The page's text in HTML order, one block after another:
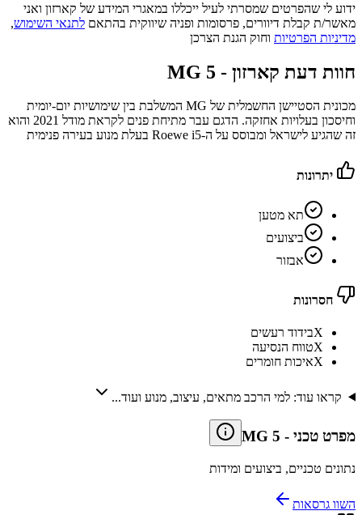
ידוע לי שהפרטים שמסרתי לעיל ייכללו במאגרי המידע של קארזון ואני
מאשר/ת קבלת דיוורים, פרסומות ופניה שיווקית בהתאם לתנאי השימוש,
מדיניות הפרטיות וחוק הגנת הצרכן
חוות דעת קארזון - MG 5
מכונית הסטיישן החשמלית של MG המשלבת בין שימושיות יום-יומית
וחיסכון בעלויות אחזקה. הדגם עבר מתיחת פנים לקראת מודל 2021 והוא
זה שהגיע לישראל ומבוסס על ה-Roewe i5 בעלת מנוע בעירה פנימית
יתרונות
תא מטען
ביצועים
אבזור
חסרונות
Xבידוד רעשים
Xטווח הנסיעה
Xאיכות חומרים
קראו עוד: למי הרכב מתאים, עיצוב, מנוע ועוד...
מפרט טכני -
MG 5
נתונים טכניים, ביצועים ומידות
השוו גרסאות